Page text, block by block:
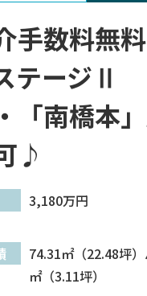
手数料無
テージⅡ
「南橋本
♪
3,180万円
74.31㎡（22.48坪
㎡（3.11坪）